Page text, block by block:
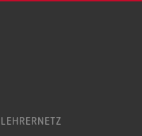
LEHRERNETZ